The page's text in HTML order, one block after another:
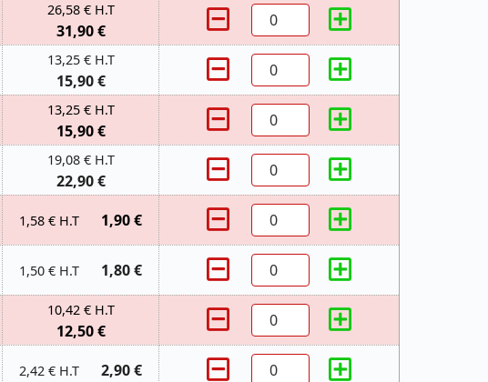
26,58 € H.T
31,90 €
13,25 € H.T
15,90 €
13,25 € H.T
15,90 €
19,08 € H.T
22,90 €
1,58 € H.T 1,90 €
1,50 € H.T 1,80 €
10,42 € H.T
12,50 €
2,42 € H.T 2,90 €